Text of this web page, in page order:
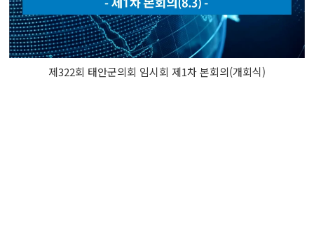
제322회 태안군의회 임시회 제1차 본회의(개회식)